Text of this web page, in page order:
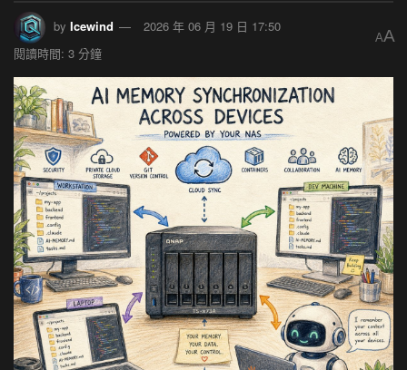
by Icewind
2026 年 06 月 19 日 17:50
閱讀時間: 3 分鐘
AA